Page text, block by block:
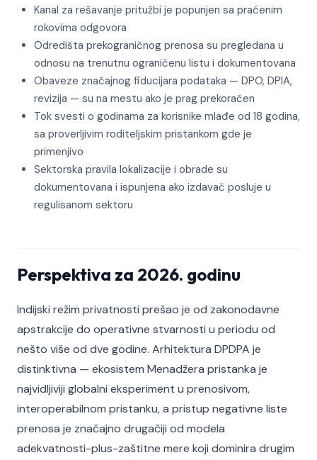
Kanal za rešavanje pritužbi je popunjen sa praćenim
rokovima odgovora
Odredišta prekograničnog prenosa su pregledana u
odnosu na trenutnu ograničenu listu i dokumentovana
Obaveze značajnog fiducijara podataka — DPO, DPIA,
revizija — su na mestu ako je prag prekoračen
Tok svesti o godinama za korisnike mlađe od 18 godina,
sa proverljivim roditeljskim pristankom gde je
primenjivo
Sektorska pravila lokalizacije i obrade su
dokumentovana i ispunjena ako izdavač posluje u
regulisanom sektoru
Perspektiva za 2026. godinu
Indijski režim privatnosti prešao je od zakonodavne
apstrakcije do operativne stvarnosti u periodu od
nešto više od dve godine. Arhitektura DPDPA je
distinktivna — ekosistem Menadžera pristanka je
najvidljiviji globalni eksperiment u prenosivom,
interoperabilnom pristanku, a pristup negativne liste
prenosa je značajno drugačiji od modela
adekvatnosti-plus-zaštitne mere koji dominira drugim